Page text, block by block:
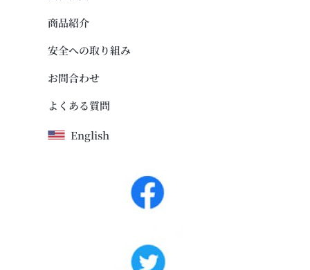
商品紹介
安全への取り組み
お問合わせ
よくある質問
English